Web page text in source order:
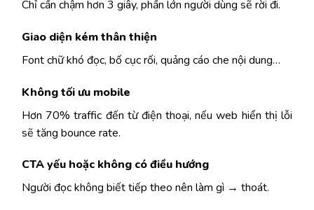
Chỉ cần chậm hơn 3 giây, phần lớn người dùng sẽ rời đi.
Giao diện kém thân thiện
Font chữ khó đọc, bố cục rối, quảng cáo che nội dung…
Không tối ưu mobile
Hơn 70% traffic đến từ điện thoại, nếu web hiển thị lỗi
sẽ tăng bounce rate.
CTA yếu hoặc không có điều hướng
Người đọc không biết tiếp theo nên làm gì → thoát.